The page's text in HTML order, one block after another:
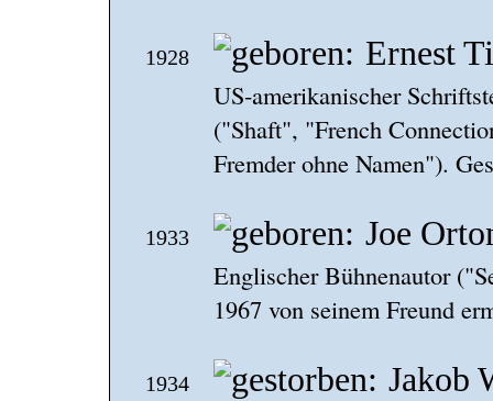
1928 Ernest
US-amerikanischer
("Shaft", "French
Fremder ohne Namen").
1933 Joe
Englischer Bühnenautor
1967 von seinem Freund
1934 Jakob